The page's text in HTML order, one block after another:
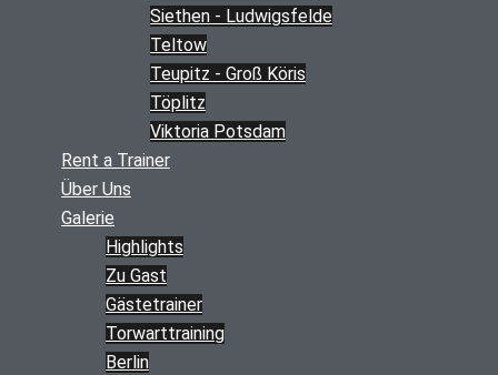
Siethen - Ludwigsfelde
Teltow
Teupitz - Groß Köris
Töplitz
Viktoria Potsdam
Rent a Trainer
Über Uns
Galerie
Highlights
Zu Gast
Gästetrainer
Torwarttraining
Berlin